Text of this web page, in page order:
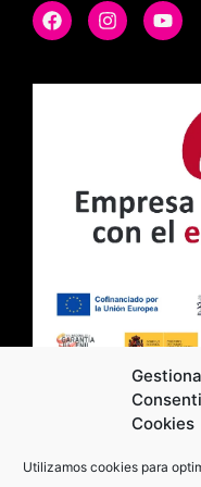
Cookies
Utilizamos cookies para
2026 Moviltick